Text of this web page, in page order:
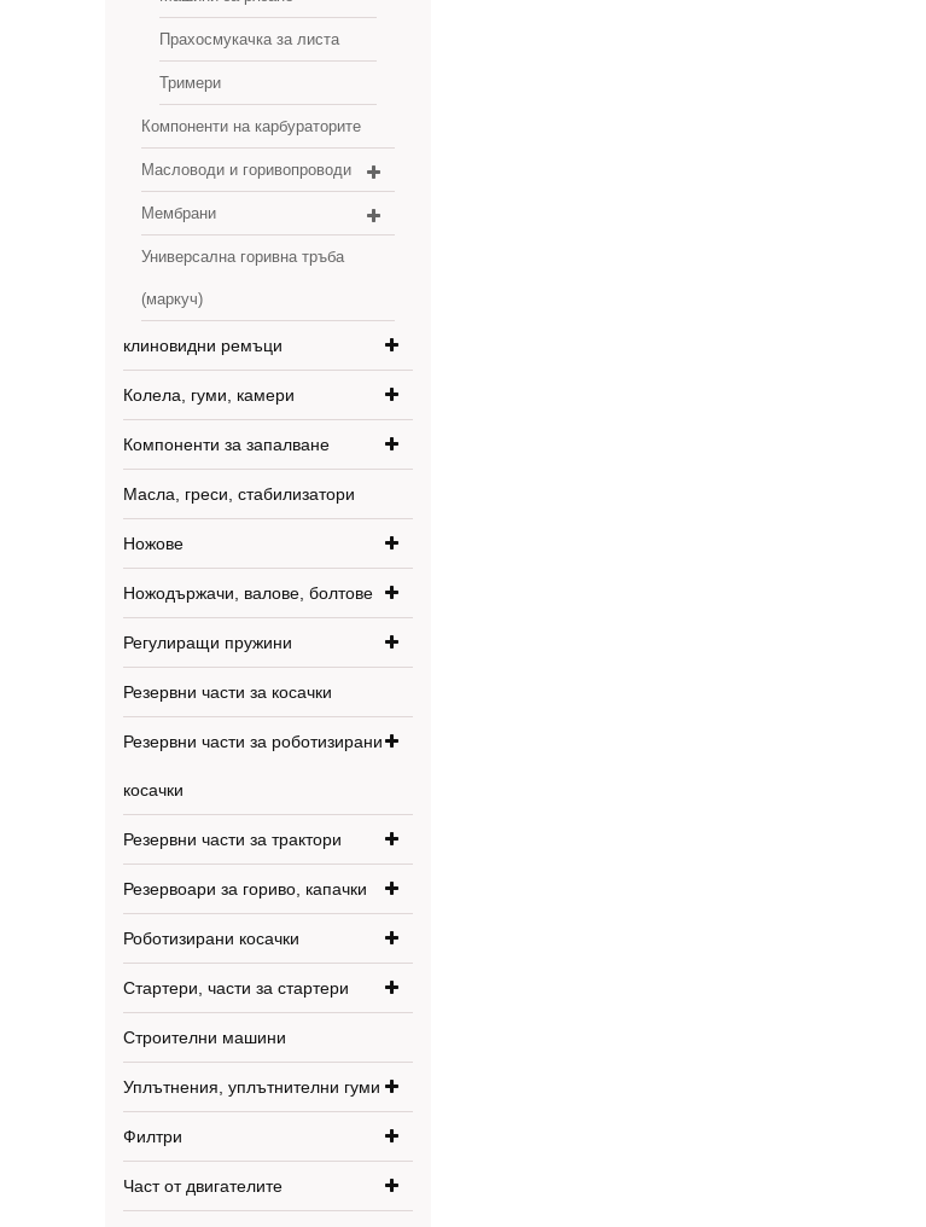
Прахосмукачка за листа
Тримери
Компоненти на карбураторите
Масловоди и горивопроводи
Мембрани
Универсална горивна тръба
(маркуч)
клиновидни ремъци
Колела, гуми, камери
Компоненти за запалване
Масла, греси, стабилизатори
Ножове
Ножодържачи, валове, болтове
Регулиращи пружини
Резервни части за косачки
Резервни части за роботизирани
косачки
Резервни части за трактори
Резервоари за гориво, капачки
Роботизирани косачки
Стартери, части за стартери
Строителни машини
Уплътнения, уплътнителни гуми
Филтри
Част от двигателите